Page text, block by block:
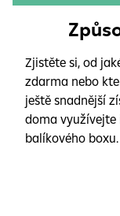
Zjistěte si, od
zdarma nebo
ještě snadnější
doma využívejte
balíkového boxu.